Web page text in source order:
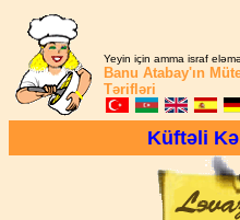
Yeyin için amma israf
Banu Atabay'ın
Tərifləri
Küftəli